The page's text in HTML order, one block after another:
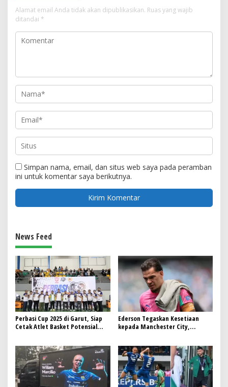
Alamat email Anda tidak akan dipublikasikan. Ruas yang wajib
ditandai *
Simpan nama, email, dan situs web saya pada peramban
ini untuk komentar saya berikutnya.
News Feed
Perbasi Cup 2025 di Garut, Siap
Cetak Atlet Basket Potensial
Ederson Tegaskan Kesetiaan
kepada Manchester City,